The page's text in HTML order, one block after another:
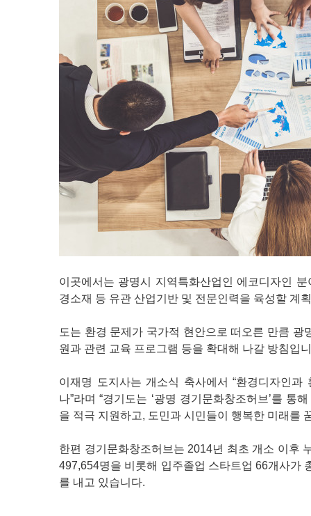
이곳에서는 광명시 지역특화산업인 에코디자인
경소재 등 유관 산업기반 및 전문인력을 육성할 계
도는 환경 문제가 국가적 현안으로 떠오른 만큼
원과 관련 교육 프로그램 등을 확대해 나갈 방침입
이재명 도지사는 개소식 축사에서 “환경디자인
나”라며 “경기도는 ‘광명 경기문화창조허브’를
을 적극 지원하고, 도민과 시민들이 행복한 미래를
한편 경기문화창조허브는 2014년 최초 개소 이후
497,654명을 비롯해 입주졸업 스타트업 66개사가
를 내고 있습니다.